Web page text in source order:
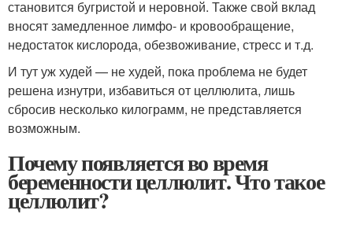
становится бугристой и неровной. Также свой вклад
вносят замедленное лимфо- и кровообращение,
недостаток кислорода, обезвоживание, стресс и т.д.
И тут уж худей — не худей, пока проблема не будет
решена изнутри, избавиться от целлюлита, лишь
сбросив несколько килограмм, не представляется
возможным.
Почему появляется во время
беременности целлюлит. Что такое
целлюлит?